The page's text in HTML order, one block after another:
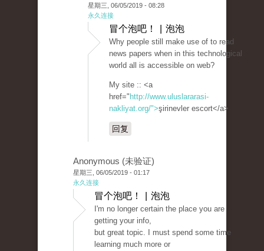
星期三, 06/05/2019 - 08:28
永久连接
冒个泡吧！ | 泡泡
Why people still make use of to read
news papers when in this technological
world all is accessible on web?
My site :: <a
href=" http://www.uluslararasi-
nakliyat.org/">şirinevler escort</a>
回复
Anonymous (未验证)
星期三, 06/05/2019 - 01:17
永久连接
冒个泡吧！ | 泡泡
I'm no longer certain the place you are
getting your info,
but great topic. I must spend some time
learning much more or